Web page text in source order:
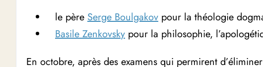
le père Serge Boulgakov pour la théologie
Basile Zenkovsky pour la philosophie,
En octobre, après des examens qui permirent